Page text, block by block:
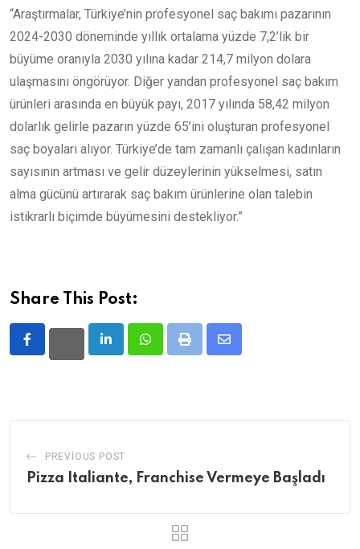
“Araştırmalar, Türkiye’nin profesyonel saç bakımı pazarının
2024-2030 döneminde yıllık ortalama yüzde 7,2’lik bir
büyüme oranıyla 2030 yılına kadar 214,7 milyon dolara
ulaşmasını öngörüyor. Diğer yandan profesyonel saç bakım
ürünleri arasında en büyük payı, 2017 yılında 58,42 milyon
dolarlık gelirle pazarın yüzde 65’ini oluşturan profesyonel
saç boyaları alıyor. Türkiye’de tam zamanlı çalışan kadınların
sayısının artması ve gelir düzeylerinin yükselmesi, satın
alma gücünü artırarak saç bakım ürünlerine olan talebin
istikrarlı biçimde büyümesini destekliyor.”
Share This Post:
LinkedInWhatsappPrint
Share
PREVIOUS POST
Pizza Italiante, Franchise Vermeye Başladı